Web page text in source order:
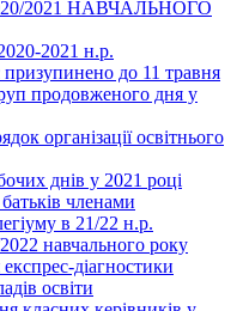
2021 НАВЧАЛЬНОГО
2021 н.р.
призупинено до 11 травня
продовженого дня у
організації освітнього
днів у 2021 році
членами
в 21/22 н.р.
навчального року
діагностики
освіти